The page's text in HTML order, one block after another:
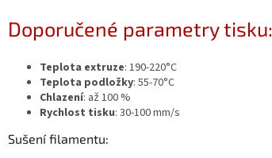
Doporučené parametry tisku:
Teplota extruze: 190-220°C
Teplota podložky: 55-70°C
Chlazení: až 100 %
Rychlost tisku: 30-100 mm/s
Sušení filamentu: